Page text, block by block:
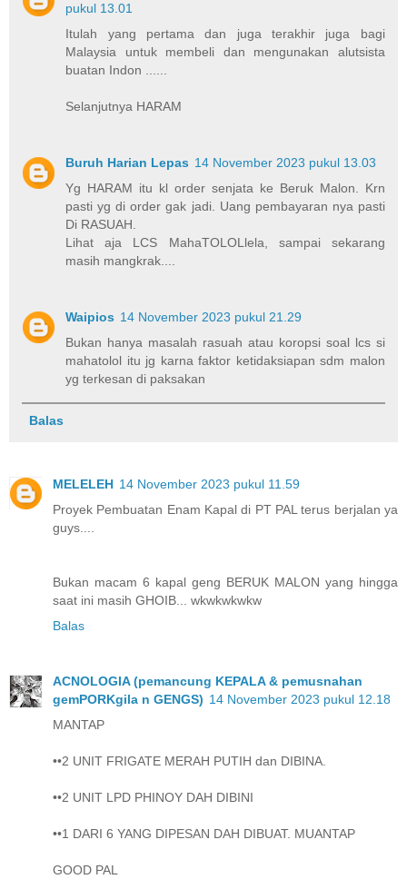
pukul 13.01
Itulah yang pertama dan juga terakhir juga bagi
Malaysia untuk membeli dan mengunakan alutsista
buatan Indon ......
Selanjutnya HARAM
Buruh Harian Lepas 14 November 2023 pukul 13.03
Yg HARAM itu kl order senjata ke Beruk Malon. Krn
pasti yg di order gak jadi. Uang pembayaran nya pasti
Di RASUAH.
Lihat aja LCS MahaTOLOLlela, sampai sekarang
masih mangkrak....
Waipios 14 November 2023 pukul 21.29
Bukan hanya masalah rasuah atau koropsi soal lcs si
mahatolol itu jg karna faktor ketidaksiapan sdm malon
yg terkesan di paksakan
Balas
MELELEH 14 November 2023 pukul 11.59
Proyek Pembuatan Enam Kapal di PT PAL terus berjalan ya
guys....
Bukan macam 6 kapal geng BERUK MALON yang hingga
saat ini masih GHOIB... wkwkwkwkw
Balas
ACNOLOGIA (pemancung KEPALA & pemusnahan
gemPORKgila n GENGS) 14 November 2023 pukul 12.18
MANTAP
••2 UNIT FRIGATE MERAH PUTIH dan DIBINA.
••2 UNIT LPD PHINOY DAH DIBINI
••1 DARI 6 YANG DIPESAN DAH DIBUAT. MUANTAP
GOOD PAL